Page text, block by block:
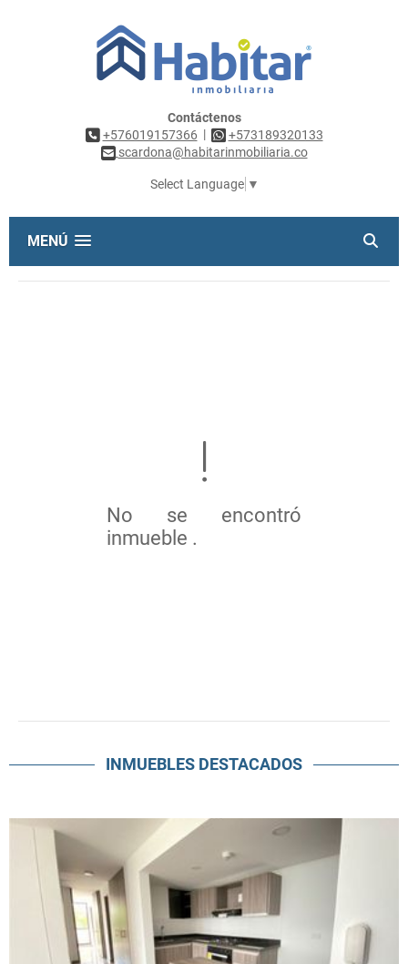
Contáctenos
+576019157366 |
+573189320133
scardona@habitarinmobiliaria.co
Select Language ▼
MENÚ
No se encontró
inmueble .
INMUEBLES DESTACADOS